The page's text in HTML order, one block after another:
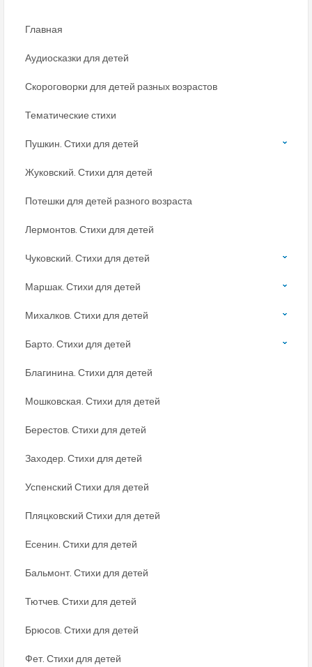
Главная
Аудиосказки для детей
Скороговорки для детей разных возрастов
Тематические стихи
Пушкин. Стихи для детей
Жуковский. Стихи для детей
Потешки для детей разного возраста
Лермонтов. Стихи для детей
Чуковский. Стихи для детей
Маршак. Стихи для детей
Михалков. Стихи для детей
Барто. Стихи для детей
Благинина. Стихи для детей
Мошковская. Стихи для детей
Берестов. Стихи для детей
Заходер. Стихи для детей
Успенский Стихи для детей
Пляцковский Стихи для детей
Есенин. Стихи для детей
Бальмонт. Стихи для детей
Тютчев. Стихи для детей
Брюсов. Стихи для детей
Фет. Стихи для детей